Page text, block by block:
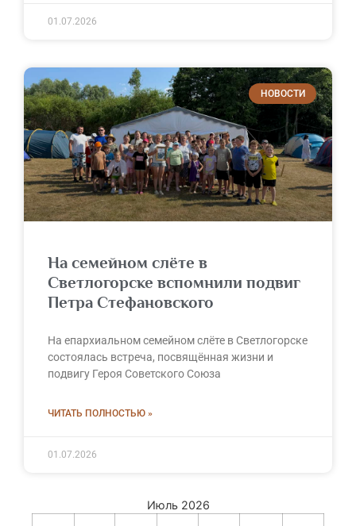
01.07.2026
НОВОСТИ
На семейном слёте в
Светлогорске вспомнили подвиг
Петра Стефановского
На епархиальном семейном слёте в Светлогорске
состоялась встреча, посвящённая жизни и
подвигу Героя Советского Союза
ЧИТАТЬ ПОЛНОСТЬЮ »
01.07.2026
Июль 2026